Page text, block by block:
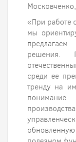
«При работе
мы
решения.
среди ее
тренду на